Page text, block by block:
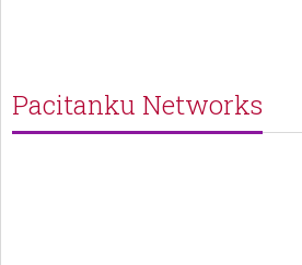
Pacitanku Networks